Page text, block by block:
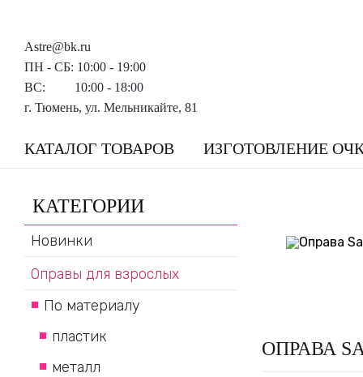
Astre@bk.ru
ПН - СБ: 10:00 - 19:00
ВС: 10:00 - 18:00
г. Тюмень, ул. Мельникайте, 81
КАТАЛОГ ТОВАРОВ ИЗГОТОВЛЕНИЕ
ОПРАВА
КАТЕГОРИИ
Новинки
Оправы для взрослых
По материалу
пластик
металл